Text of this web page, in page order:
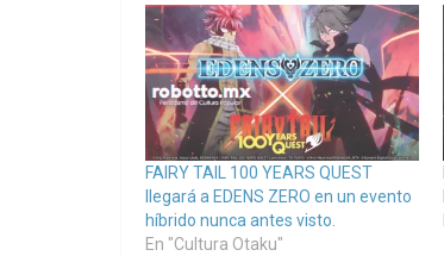
FAIRY TAIL 100 YEARS QUEST
llegará a EDENS ZERO en un evento
híbrido nunca antes visto.
En "Cultura Otaku"